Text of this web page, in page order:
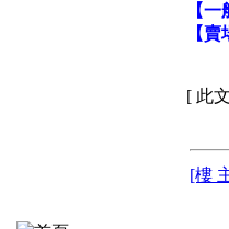
【一
【賣
[ 此
[樓